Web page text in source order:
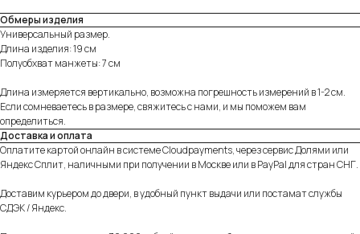
Обмеры изделия
Универсальный размер.
Длина изделия: 19 см
Полуобхват манжеты: 7 см
Длина измеряется вертикально, возможна погрешность измерений в 1-2 см.
Если сомневаетесь в размере, свяжитесь с нами, и мы поможем вам
определиться.
Доставка и оплата
Оплатите картой онлайн в системе Cloudpayments, через сервис Долями или
Яндекс Сплит, наличными при получении в Москве или в PayPal для стран СНГ.
Доставим курьером до двери, в удобный пункт выдачи или постамат службы
СДЭК / Яндекс.